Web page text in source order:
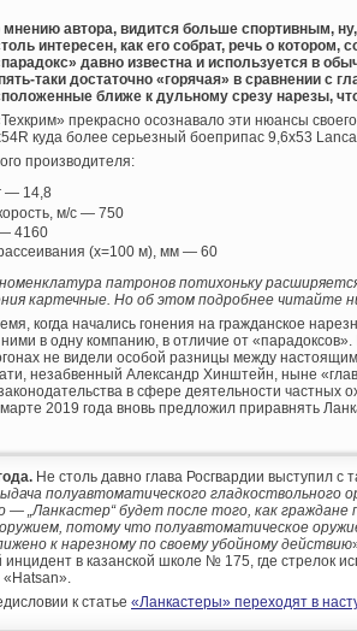
автора, видится больше спортивным,
интересен, как его собрат, речь о котором,
давно известна и используется в
таки достаточно «горячая» в сравнении с
ближе к дульному срезу нарезы,
прекрасно осознавало эти нюансы
куда более серьезный боеприпас 9,6х53
производителя:
— 14,8
м/с — 750
4160
(х=100 м), мм — 60
патронов потихоньку
картечные. Но об этом подробнее читайте
когда начались гонения на гражданское
в одну компанию, в отличие от
не видели особой разницы между
незабвенный Александр Хинштейн, ныне
в сфере деятельности частных
2019 года вновь предложил приравнять
Не столь давно глава Росгвардии выступил с
полуавтоматического гладкоствольного
— „Ланкастер“ будет после того, как
потому что полуавтоматическое
к нарезному по своему убойному действию
в казанской школе № 175, где стрелок
«Hatsan».
к статье «Ланкастеры» переходят в